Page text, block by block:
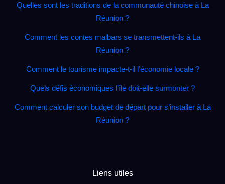
Quelles sont les traditions de la communauté chinoise à La
Réunion ?
Comment les contes malbars se transmettent‑ils à La
Réunion ?
Comment le tourisme impacte‑t‑il l’économie locale ?
Quels défis économiques l’île doit‑elle surmonter ?
Comment calculer son budget de départ pour s’installer à La
Réunion ?
Liens utiles